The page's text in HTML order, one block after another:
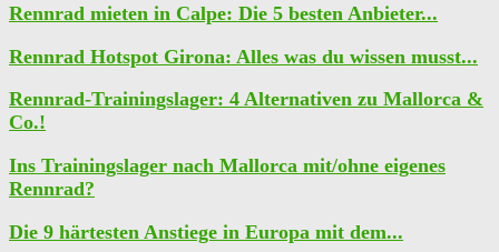
Rennrad mieten in Calpe: Die 5 besten Anbieter...
Rennrad Hotspot Girona: Alles was du wissen musst...
Rennrad-Trainingslager: 4 Alternativen zu Mallorca &
Co.!
Ins Trainingslager nach Mallorca mit/ohne eigenes
Rennrad?
Die 9 härtesten Anstiege in Europa mit dem...